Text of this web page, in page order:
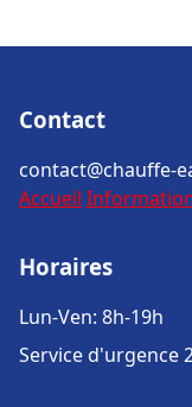
Contact
contact@chauffe-
Accueil
Horaires
Lun-Ven: 8h-19h
Service d'urgence